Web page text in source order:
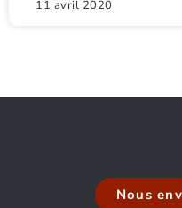
11 avril 2020
Nous